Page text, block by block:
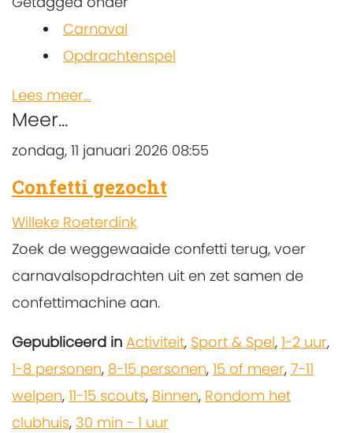
Carnaval
Opdrachtenspel
Lees meer...
Meer...
zondag, 11 januari 2026 08:55
Confetti gezocht
Willeke Roeterdink
Zoek de weggewaaide confetti terug, voer
carnavalsopdrachten uit en zet samen de
confettimachine aan.
Gepubliceerd in Activiteit, Sport & Spel, 1-2 uur,
1-8 personen, 8-15 personen, 15 of meer, 7-11
welpen, 11-15 scouts, Binnen, Rondom het
clubhuis, 30 min - 1 uur